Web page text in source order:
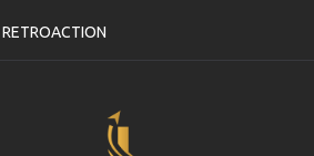
RETROACTION